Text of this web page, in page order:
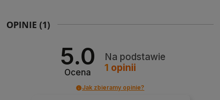
OPINIE (1)
5.0
Ocena
Na podstawie
1 opinii
Jak zbieramy opinie?